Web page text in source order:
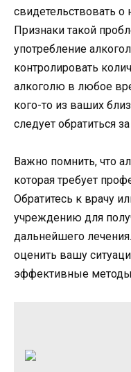
свидетельствовать
Признаки такой
употребление
контролировать
алкоголю в любое
кого-то из ваших
следует обратиться
Важно помнить, что
которая требует
Обратитесь к врачу
учреждению для
дальнейшего
оценить вашу
эффективные